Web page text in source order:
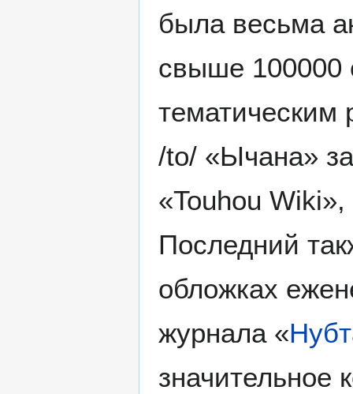
была весьма
свыше 100000
тематическим
/to/ «Ычана»
«Touhou
Последний
обложках
журнала «
значительное